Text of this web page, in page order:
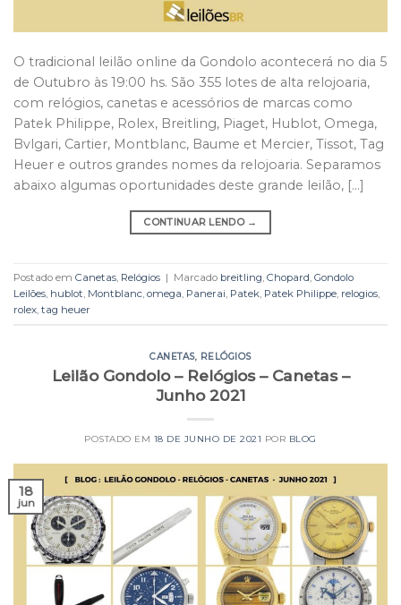
O tradicional leilão online da Gondolo acontecerá no dia 5
de Outubro às 19:00 hs. São 355 lotes de alta relojoaria,
com relógios, canetas e acessórios de marcas como
Patek Philippe, Rolex, Breitling, Piaget, Hublot, Omega,
Bvlgari, Cartier, Montblanc, Baume et Mercier, Tissot, Tag
Heuer e outros grandes nomes da relojoaria. Separamos
abaixo algumas oportunidades deste grande leilão, […]
CONTINUAR LENDO →
Postado em Canetas, Relógios | Marcado breitling, Chopard, Gondolo
Leilões, hublot, Montblanc, omega, Panerai, Patek, Patek Philippe, relogios,
rolex, tag heuer
CANETAS, RELÓGIOS
Leilão Gondolo – Relógios – Canetas –
Junho 2021
POSTADO EM 18 DE JUNHO DE 2021 POR BLOG
18
jun